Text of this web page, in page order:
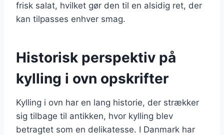
frisk salat, hvilket gør den til en alsidig ret, der
kan tilpasses enhver smag.
Historisk perspektiv på
kylling i ovn opskrifter
Kylling i ovn har en lang historie, der strækker
sig tilbage til antikken, hvor kylling blev
betragtet som en delikatesse. I Danmark har